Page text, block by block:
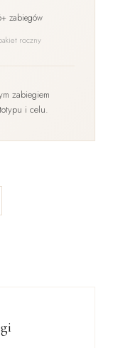
zabiegów
roczny
zabiegiem
i celu.